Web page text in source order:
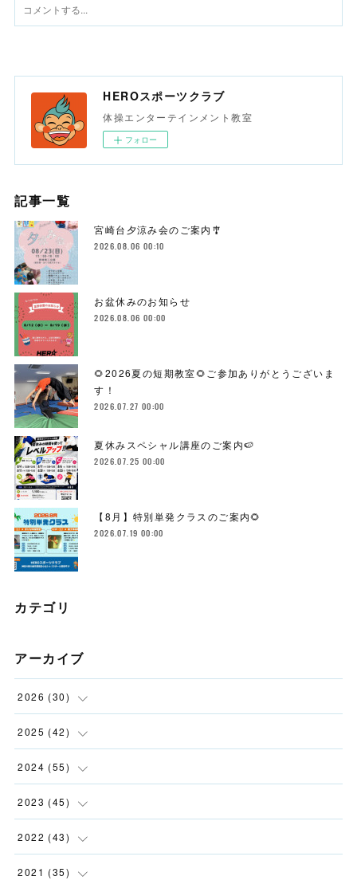
HEROスポーツクラブ
体操エンターテインメント教室
フォロー
記事一覧
宮崎台夕涼み会のご案内🎐
2026.08.06 00:10
お盆休みのお知らせ
2026.08.06 00:00
🌻2026夏の短期教室🌻ご参加ありがとうございま
す！
2026.07.27 00:00
夏休みスペシャル講座のご案内🍉
2026.07.25 00:00
【8月】特別単発クラスのご案内🌻
2026.07.19 00:00
カテゴリ
アーカイブ
2026 (30)
(2)
(4)
( 4)
( 2 )
2025 (42)
(5)
(3)
(5)
( 3)
2024 (55)
(5)
(1)
(3)
2023 (45)
(5)
(2)
2022 (43)
(11
2021 (35)